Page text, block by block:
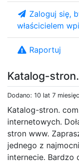
Katalog-
Dodano: 10 lat 7
Katalog-stron.
internetowych.
stron www.
jednego z
internecie. Bardzo
Zaloguj się,
właścicielem
Raportuj